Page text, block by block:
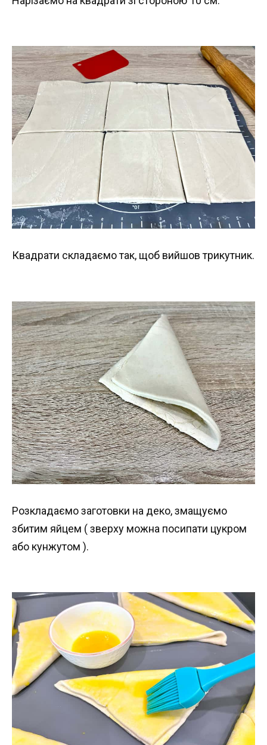
Квадрати складаємо так, щоб вийшов трикутник.
Розкладаємо заготовки на деко, змащуємо
збитим яйцем ( зверху можна посипати цукром
або кунжутом ).